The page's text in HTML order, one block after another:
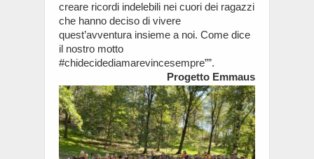
creare ricordi indelebili nei cuori dei ragazzi
che hanno deciso di vivere
quest’avventura insieme a noi. Come dice
il nostro motto
#chidecidediamarevincesempre””.
Progetto Emmaus